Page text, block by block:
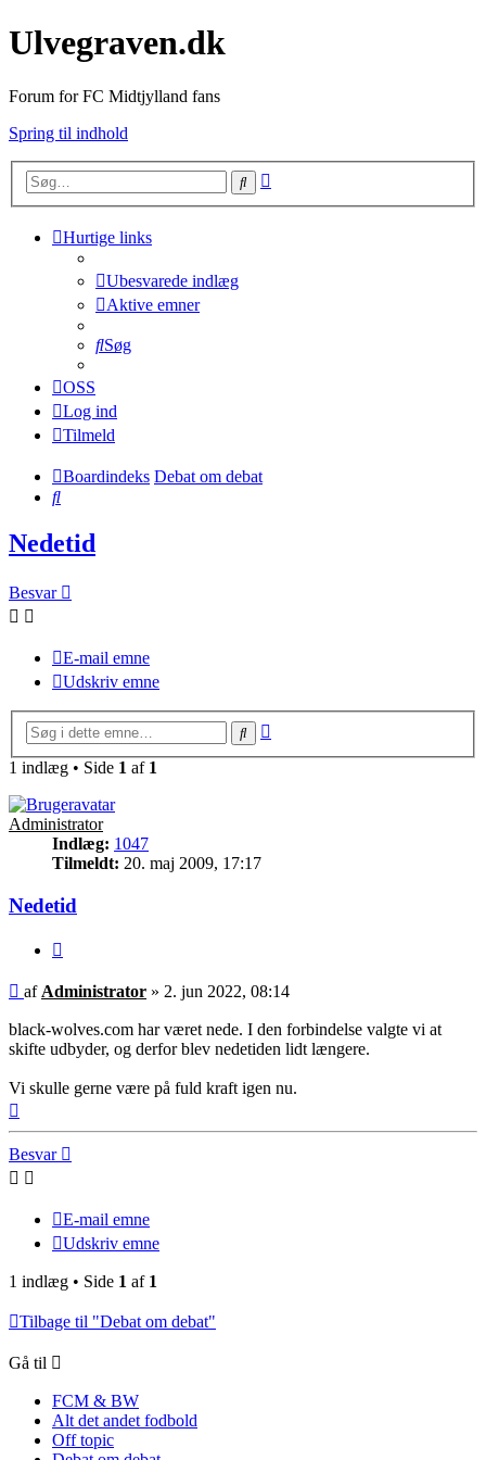
Ulvegraven.dk
Forum for FC Midtjylland fans
Spring til indhold
Søg
Hurtige links
Ubesvarede indlæg
Aktive emner
Søg
OSS
Log ind
Tilmeld
Boardindeks Debat om debat
Søg
Nedetid
Besvar
E-mail emne
Udskriv emne
Søg
1 indlæg • Side 1 af 1
Administrator
Indlæg: 1047
Tilmeldt: 20. maj 2009, 17:17
Nedetid
Indlæg
af Administrator » 2. jun 2022, 08:14
black-wolves.com har været nede. I den forbindelse valgte vi at
skifte udbyder, og derfor blev nedetiden lidt længere.
Vi skulle gerne være på fuld kraft igen nu.
Besvar
E-mail emne
Udskriv emne
1 indlæg • Side 1 af 1
Tilbage til "Debat om debat"
Gå til
FCM & BW
Alt det andet fodbold
Off topic